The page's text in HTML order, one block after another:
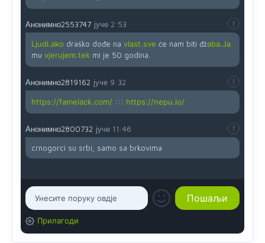
Анонимно2553747 јуче 2:53
Ljudi.ako draško dođe na vlast.sve će nam biti đžaba.Ja
mu vjerujem.tek mi je 50 godina.
Анонимно2819162 јуче 9:32
https://famelack.com/ ::: https://nepu.io/
Анонимно2800732 јуче 11:46
crnogorci su srbi, samo sa brkovima
Прилагоди